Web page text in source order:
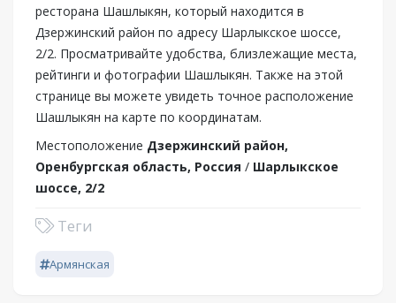
ресторана Шашлыкян, который находится в
Дзержинский район по адресу Шарлыкское шоссе,
2/2. Просматривайте удобства, близлежащие места,
рейтинги и фотографии Шашлыкян. Также на этой
странице вы можете увидеть точное расположение
Шашлыкян на карте по координатам.
Местоположение Дзержинский район,
Оренбургская область, Россия / Шарлыкское
шоссе, 2/2
Теги
Армянская